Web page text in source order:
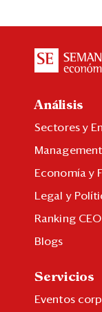
Análisis
Sectores y
Management
Economía y
Legal y
Ranking CEO
Blogs
Servicios
Eventos